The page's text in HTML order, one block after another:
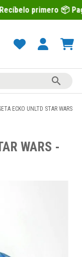
📦 Paga después con

ECKO UNLTD STAR WARS
WARS -